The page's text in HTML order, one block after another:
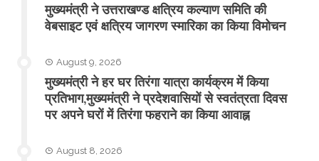
मुख्यमंत्री ने उत्तराखण्ड क्षत्रिय कल्याण समिति की
वेबसाइट एवं क्षत्रिय जागरण स्मारिका का किया विमोचन
August 9, 2026
मुख्यमंत्री ने हर घर तिरंगा यात्रा कार्यक्रम में किया
प्रतिभाग,मुख्यमंत्री ने प्रदेशवासियों से स्वतंत्रता दिवस
पर अपने घरों में तिरंगा फहराने का किया आवाह्न
August 8, 2026